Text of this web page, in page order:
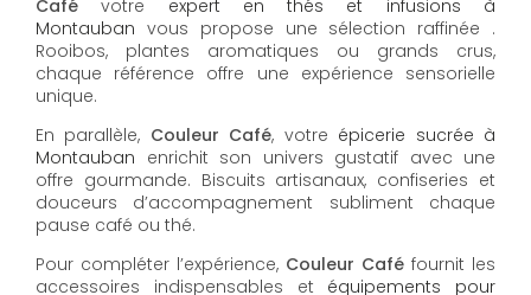
Café votre expert en thés et infusions à
Montauban vous propose une sélection raffinée .
Rooibos, plantes aromatiques ou grands crus,
chaque référence offre une expérience sensorielle
unique.
En parallèle, Couleur Café, votre épicerie sucrée à
Montauban enrichit son univers gustatif avec une
offre gourmande. Biscuits artisanaux, confiseries et
douceurs d’accompagnement subliment chaque
pause café ou thé.
Pour compléter l’expérience, Couleur Café fournit les
accessoires indispensables et équipements pour